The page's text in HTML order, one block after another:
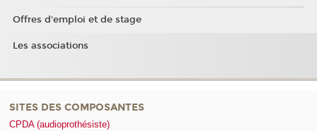
Offres d'emploi et de stage
Les associations
SITES DES COMPOSANTES
CPDA (audioprothésiste)